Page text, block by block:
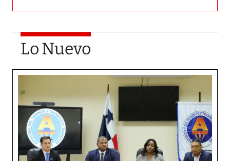
Lo Nuevo